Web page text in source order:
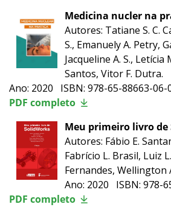
Medicina nucler na
Autores: Tatiane S. C.
S., Emanuely A. Petry,
Jacqueline A. S., Letícia
Santos, Vitor F. Dutra.
Ano: 2020 ISBN: 978-65-88663-06-
PDF completo
Meu primeiro livro de
Autores: Fábio E.
Fabrício L. Brasil, Luiz
Fernandes, Wellington
Ano: 2020 ISBN: 978-
PDF completo